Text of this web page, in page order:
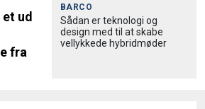
ud
fra
BARCO
Sådan er teknologi og
design med til at skabe
vellykkede hybridmøder